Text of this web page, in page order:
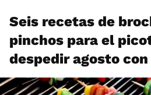
Seis recetas de
pinchos para el
despedir agosto